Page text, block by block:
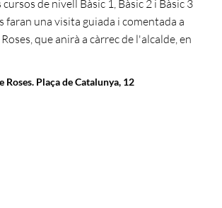
de nivell Bàsic 1, Bàsic 2 i Bàsic 3
faran una visita guiada i comentada a
que anirà a càrrec de l'alcalde, en
Roses. Plaça de Catalunya, 12